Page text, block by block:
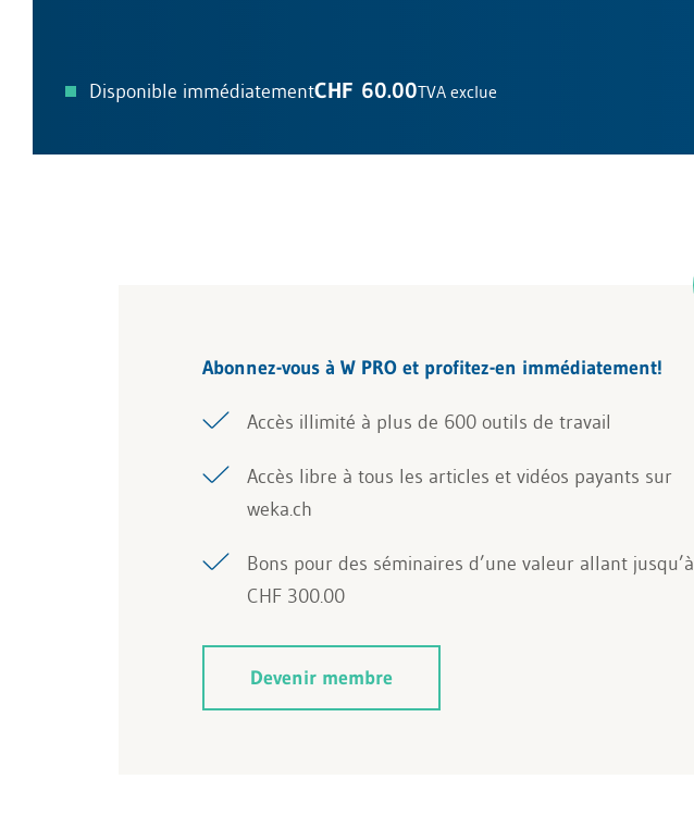
Disponible immédiatementCHF 60.00TVA exclue
Abonnez-vous à W PRO et profitez-en immédiatement!
Accès illimité à plus de 600 outils de travail
Accès libre à tous les articles et vidéos payants sur
weka.ch
Bons pour des séminaires d’une valeur allant jusqu’à
CHF 300.00
Devenir membre